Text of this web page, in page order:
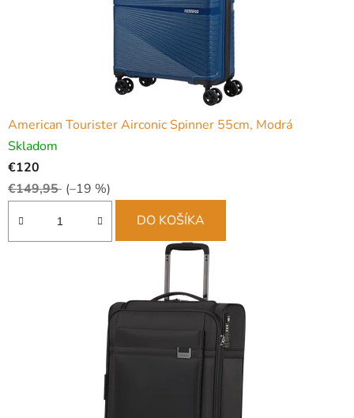
American Tourister Airconic Spinner 55cm, Modrá
Skladom
€120
€149,95 (–19 %)
DO KOŠÍKA